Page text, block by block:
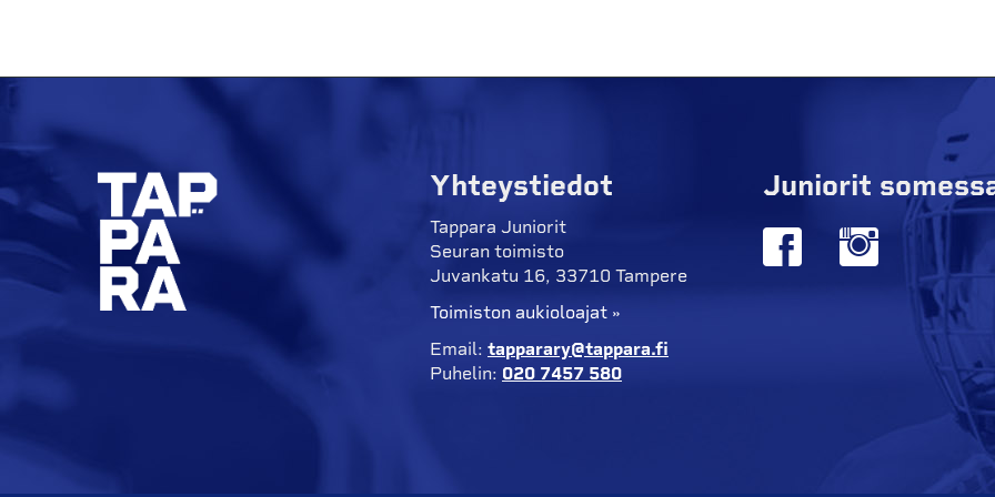
Yhteystiedot
Tappara Juniorit
Seuran toimisto
Juvankatu 16, 33710 Tampere
Toimiston aukioloajat »
Email: tapparary@tappara.fi
Puhelin: 020 7457 580
Juniorit